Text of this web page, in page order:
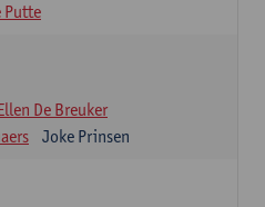
Putte
De Breuker
Joke Prinsen